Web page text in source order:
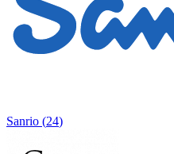
Sanrio (24)